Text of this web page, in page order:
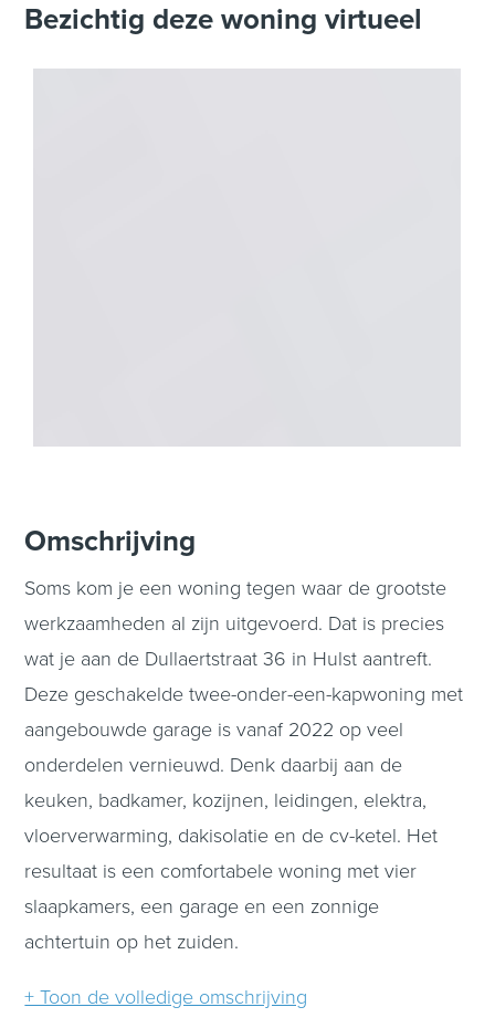
Bezichtig deze woning virtueel
Omschrijving
Soms kom je een woning tegen waar de grootste
werkzaamheden al zijn uitgevoerd. Dat is precies
wat je aan de Dullaertstraat 36 in Hulst aantreft.
Deze geschakelde twee-onder-een-kapwoning met
aangebouwde garage is vanaf 2022 op veel
onderdelen vernieuwd. Denk daarbij aan de
keuken, badkamer, kozijnen, leidingen, elektra,
vloerverwarming, dakisolatie en de cv-ketel. Het
resultaat is een comfortabele woning met vier
slaapkamers, een garage en een zonnige
achtertuin op het zuiden.
Begane grond
+ Toon de volledige omschrijving